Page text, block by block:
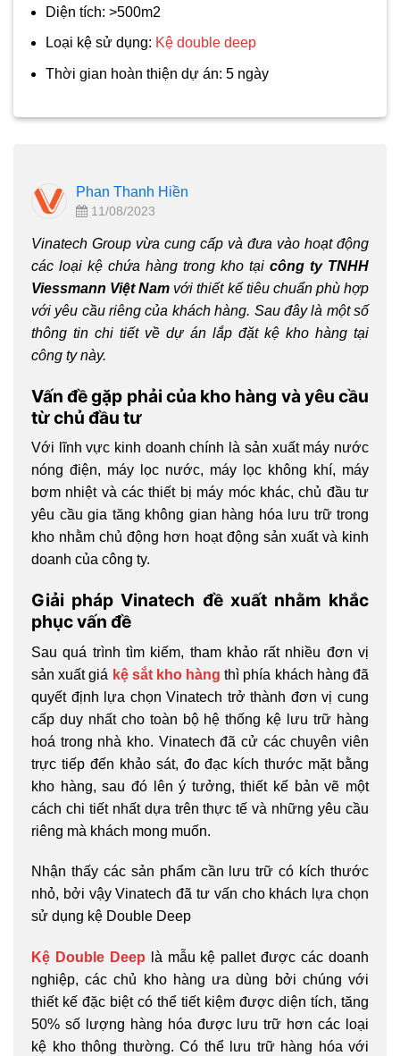
Diện tích: >500m2
Loại kệ sử dụng: Kệ double deep
Thời gian hoàn thiện dự án: 5 ngày
Phan Thanh Hiền
11/08/2023
Vinatech Group vừa cung cấp và đưa vào hoạt động
các loại kệ chứa hàng trong kho tại công ty TNHH
Viessmann Việt Nam với thiết kế tiêu chuẩn phù hợp
với yêu cầu riêng của khách hàng. Sau đây là một số
thông tin chi tiết về dự án lắp đặt kệ kho hàng tại
công ty này.
Vấn đề gặp phải của kho hàng và yêu cầu
từ chủ đầu tư
Với lĩnh vực kinh doanh chính là sản xuất máy nước
nóng điện, máy lọc nước, máy lọc không khí, máy
bơm nhiệt và các thiết bị máy móc khác, chủ đầu tư
yêu cầu gia tăng không gian hàng hóa lưu trữ trong
kho nhằm chủ động hơn hoạt động sản xuất và kinh
doanh của công ty.
Giải pháp Vinatech đề xuất nhằm khắc
phục vấn đề
Sau quá trình tìm kiếm, tham khảo rất nhiều đơn vị
sản xuất giá kệ sắt kho hàng thì phía khách hàng đã
quyết định lựa chọn Vinatech trở thành đơn vị cung
cấp duy nhất cho toàn bộ hệ thống kệ lưu trữ hàng
hoá trong nhà kho. Vinatech đã cử các chuyên viên
trực tiếp đến khảo sát, đo đạc kích thước mặt bằng
kho hàng, sau đó lên ý tưởng, thiết kế bản vẽ một
cách chi tiết nhất dựa trên thực tế và những yêu cầu
riêng mà khách mong muốn.
Nhận thấy các sản phẩm cần lưu trữ có kích thước
nhỏ, bởi vậy Vinatech đã tư vấn cho khách lựa chọn
sử dụng kệ Double Deep
Kệ Double Deep là mẫu kệ pallet được các doanh
nghiệp, các chủ kho hàng ưa dùng bởi chúng với
thiết kế đặc biệt có thể tiết kiệm được diện tích, tăng
50% số lượng hàng hóa được lưu trữ hơn các loại
kệ kho thông thường. Có thể lưu trữ hàng hóa với